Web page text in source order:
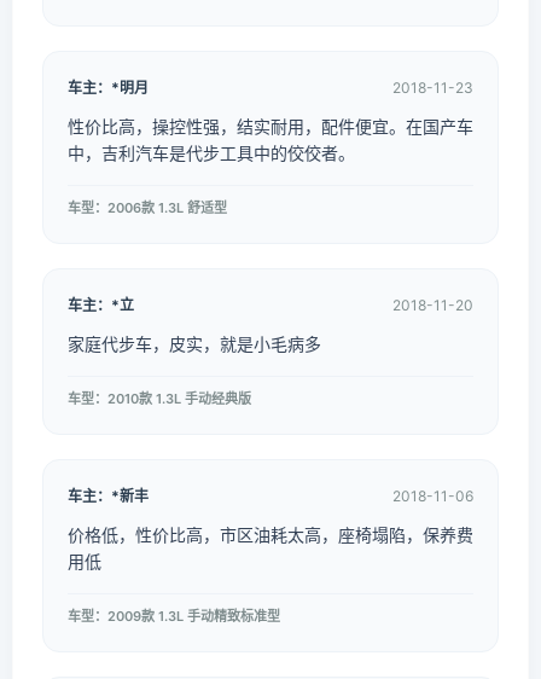
车主：*明月 2018-11-23
性价比高，操控性强，结实耐用，配件便宜。在国产车
中，吉利汽车是代步工具中的佼佼者。
车型：2006款 1.3L 舒适型
车主：*立 2018-11-20
家庭代步车，皮实，就是小毛病多
车型：2010款 1.3L 手动经典版
车主：*新丰 2018-11-06
价格低，性价比高，市区油耗太高，座椅塌陷，保养费
用低
车型：2009款 1.3L 手动精致标准型